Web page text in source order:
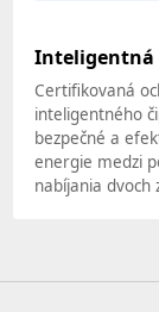
Inteligentná
Certifikovaná
inteligentného
bezpečné a
energie medzi
nabíjania dvoch